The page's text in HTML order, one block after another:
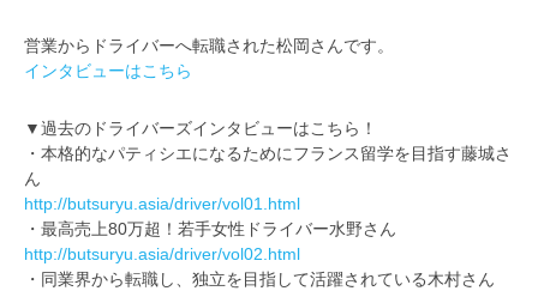
営業からドライバーへ転職された松岡さんです。
インタビューはこちら
▼過去のドライバーズインタビューはこちら！
・本格的なパティシエになるためにフランス留学を目指す藤城さ
ん
http://butsuryu.asia/driver/vol01.html
・最高売上80万超！若手女性ドライバー水野さん
http://butsuryu.asia/driver/vol02.html
・同業界から転職し、独立を目指して活躍されている木村さん